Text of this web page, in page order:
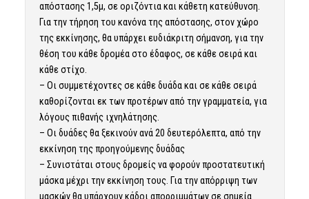
απόστασης 1,5μ, σε οριζόντια και κάθετη κατεύθυνση.
Για την τήρηση του κανόνα της απόστασης, στον χώρο
της εκκίνησης, θα υπάρχει ευδιάκριτη σήμανση, για την
θέση του κάθε δρομέα στο έδαφος, σε κάθε σειρά και
κάθε στίχο.
– Οι συμμετέχοντες σε κάθε δυάδα και σε κάθε σειρά
καθορίζονται εκ των προτέρων από την γραμματεία, για
λόγους πιθανής ιχνηλάτησης.
– Οι δυάδες θα ξεκινούν ανά 20 δευτερόλεπτα, από την
εκκίνηση της προηγούμενης δυάδας
– Συνιστάται στους δρομείς να φορούν προστατευτική
μάσκα μέχρι την εκκίνηση τους. Για την απόρριψη των
μασκών θα υπάρχουν κάδοι απορριμμάτων σε σημεία